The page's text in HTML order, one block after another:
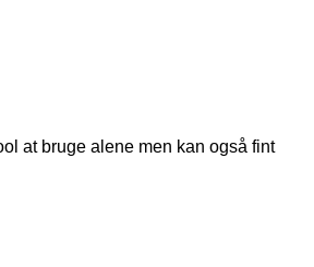
at bruge alene men kan også fint